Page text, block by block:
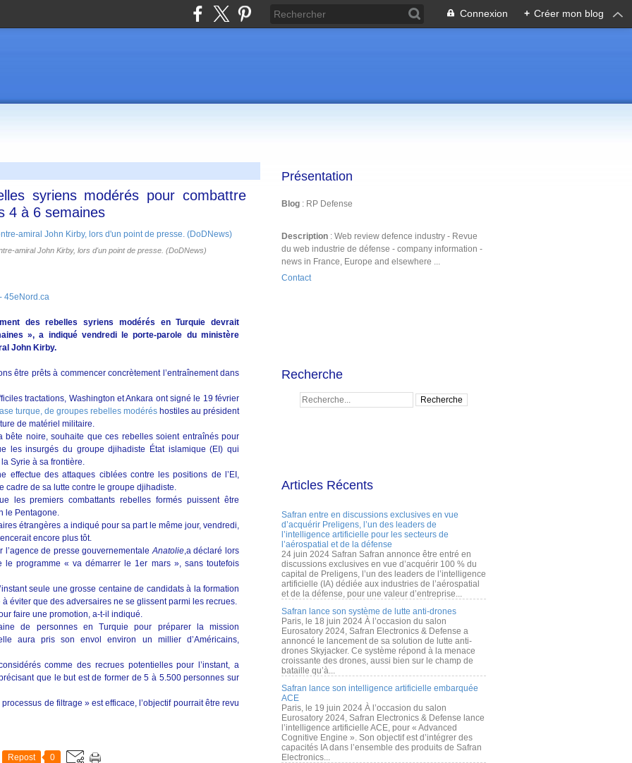
Connexion + Créer mon blog
syriens modérés pour combattre
4 à 6 semaines
amiral John Kirby, lors d'un point de presse. (DoDNews)
45eNord.ca
des rebelles syriens modérés en Turquie devrait
», a indiqué vendredi le porte-parole du ministère
John Kirby.
être prêts à commencer concrètement l’entraînement dans
tractations, Washington et Ankara ont signé le 19 février
turque, de groupes rebelles modérés hostiles au président
de matériel militaire.
bête noire, souhaite que ces rebelles soient entraînés pour
les insurgés du groupe djihadiste État islamique (EI) qui
Syrie à sa frontière.
effectue des attaques ciblées contre les positions de l’EI,
cadre de sa lutte contre le groupe djihadiste.
les premiers combattants rebelles formés puissent être
le Pentagone.
étrangères a indiqué pour sa part le même jour, vendredi,
encore plus tôt.
l’agence de presse gouvernementaleAnatolie,a déclaré lors
le programme « va démarrer le 1er mars », sans toutefois
seule une grosse centaine de candidats à la formation
éviter que des adversaires ne se glissent parmi les recrues.
faire une promotion, a-t-il indiqué.
de personnes en Turquie pour préparer la mission
aura pris son envol environ un millier d’Américains,
comme des recrues potentielles pour l’instant, a
que le but est de former de 5 à 5.500 personnes sur
de filtrage » est efficace, l’objectif pourrait être revu
Repost 0
Présentation
Blog : RP Defense
Description : Web review defence industry - Revue
du web industrie de défense - company information -
news in France, Europe and elsewhere ...
Contact
Recherche
Articles Récents
Safran entre en discussions exclusives en vue
d’acquérir Preligens, l’un des leaders de
l’intelligence artificielle pour les secteurs de
l’aérospatial et de la défense
24 juin 2024 Safran Safran annonce être entré en
discussions exclusives en vue d’acquérir 100 % du
capital de Preligens, l’un des leaders de l’intelligence
artificielle (IA) dédiée aux industries de l’aérospatial
et de la défense, pour une valeur d’entreprise...
Safran lance son système de lutte anti-drones
Paris, le 18 juin 2024 À l’occasion du salon
Eurosatory 2024, Safran Electronics & Defense a
annoncé le lancement de sa solution de lutte anti-
drones Skyjacker. Ce système répond à la menace
croissante des drones, aussi bien sur le champ de
bataille qu’à...
Safran lance son intelligence artificielle embarquée
ACE
Paris, le 19 juin 2024 À l’occasion du salon
Eurosatory 2024, Safran Electronics & Defense lance
l’intelligence artificielle ACE, pour « Advanced
Cognitive Engine ». Son objectif est d’intégrer des
capacités IA dans l’ensemble des produits de Safran
Electronics...